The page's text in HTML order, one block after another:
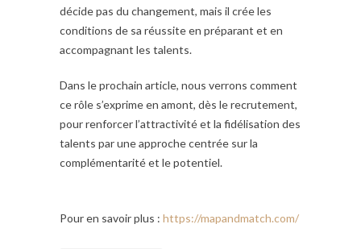
décide pas du changement, mais il crée les
conditions de sa réussite en préparant et en
accompagnant les talents.
Dans le prochain article, nous verrons comment
ce rôle s’exprime en amont, dès le recrutement,
pour renforcer l’attractivité et la fidélisation des
talents par une approche centrée sur la
complémentarité et le potentiel.
Pour en savoir plus : https://mapandmatch.com/